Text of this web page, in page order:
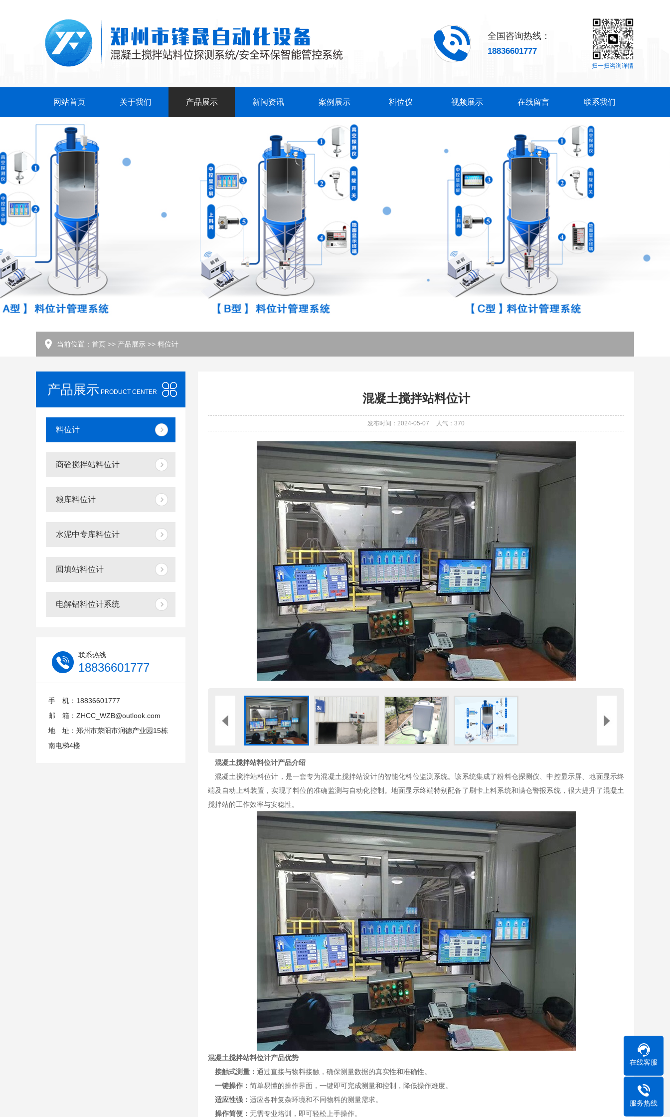
扫一扫咨询详情
全国咨询热线：
18836601777
网站首页 关于我们 产品展示 新闻资讯 案例展示 料位仪 视频展示 在线留言 联系我们
当前位置： 首页 >> 产品展示 >> 料位计
产品展示 PRODUCT CENTER
料位计
商砼搅拌站料位计
粮库料位计
水泥中专库料位计
回填站料位计
电解铝料位计系统
联系热线
18836601777
手 机：18836601777
邮 箱：ZHCC_WZB@outlook.com
地 址：郑州市荥阳市润德产业园15栋
南电梯4楼
混凝土搅拌站料位计
发布时间：2024-05-07 人气：370
混凝土搅拌站料位计产品介绍
混凝土搅拌站料位计，是一套专为混凝土搅拌站设计的智能化料位监测系统。该系统集成了粉料仓探测仪、中控显示屏、地面显示终
端及自动上料装置，实现了料位的准确监测与自动化控制。地面显示终端特别配备了刷卡上料系统和满仓警报系统，很大提升了混凝土
搅拌站的工作效率与安稳性。
混凝土搅拌站料位计产品优势
接触式测量： 通过直接与物料接触，确保测量数据的真实性和准确性。
一键操作： 简单易懂的操作界面，一键即可完成测量和控制，降低操作难度。
适应性强： 适应各种复杂环境和不同物料的测量需求。
操作简便： 无需专业培训，即可轻松上手操作。
在线客服
服务热线